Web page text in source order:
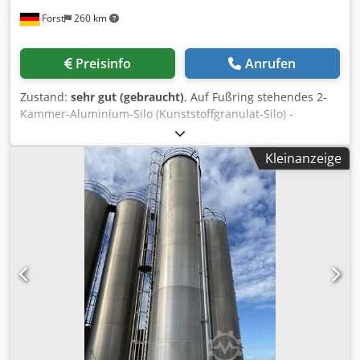
Überlastschutzschalter für maximale Sicherheit. Dank
Fortschrittlichkeit eignet sich unsere Maschine ideal für
die Verpackung von Lebensmitteln wie Brioches, Kuchen,
und verschiedenen Geschenkartikeln. Dedpowld Tfefx
Akrsck Möchten Sie Ihre Verpackungsprozesse durch eine
starke Produktionsleistung mit hoher Qualität optimieren,
sind wir von der Impuls Packaging Ihr idealer Parter.
Merkmale der Anlage 1. Kettenförderband 2,6 Meter Länge
(andere Längen auf Wunsch möglich) 2. Verstellbarer
Beutelformer 3. Einzelfilmlader + Automatische
Filmzentriervorrichtung 4. rotative Endversiegelung,
Einzel-Siegelbacke 5. Massive, mittlere Flossen
Siegelstruktur 6. Vier Servo-Steuerungs Antriebe - aktive
Materialvorzugs-Welle - Mittelversiegelung -
Endversiegelung - Förderband 7. HMI-Bedienfeld 8. Drei
individuelle Temperatur Controller 9. Gehäuse aus
Edelstahl 304 10. Dokumentation in Landessprache 11.
Druckmarkensteuerung 12. Beutellänge programmierbar
Forst 260 km
Preisinfo Anrufen
Zustand: sehr gut (gebraucht), Auf Fußring stehendes 2-
Kammer-Aluminium-Silo (Kunststoffgranulat-Silo) -
gebraucht - Inhalt ca. 70.000 Ltr. Durchmesser ca. 3.000
mm zyl. Höhe ca. 9.250 mm Dedpfxjf D Hygs Akrjck
Gesamthöhe ca. 14.850 mm Behälter mit oberem
Kegelboden und unterem Konus auf Oberboden pro
Kammer: 1 Dom DN 600 1 Entlüftungsstutzen DN 100 1
Flanschstutzen DN 80 der untere Konusboden endet in 2
Vierkant-Auslaufstutzen ca. DN 250 ansonsten gem. Fotos
Am Silo sind Halterungen für eine zweizügige Leiter mit
Rückenschutz vorhanden, diese kann mit erworben
werden, Preis auf Anfrage.
Kleinanzeige